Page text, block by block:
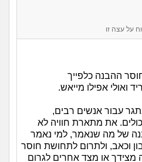
על עצה זו
ההבנה כלפייך
ואולי אפילו מייאש.
עבור אנשים רבים,
את מתארת חוויה לא
של מה שנאמר, למי נאמר
וכאב, ולתרום לתחושת חוסר
מצידך או מצד אחרים לגרום